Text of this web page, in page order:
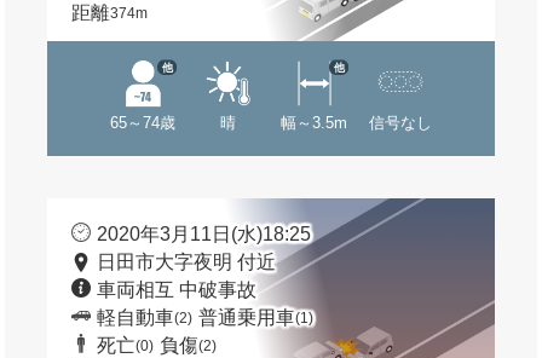
距離374m
65～74歳
他
晴 幅～3.5m
他
信号なし
2020年3月11日(水)18:25
日田市大字夜明 付近
車両相互 中破事故
軽自動車(2) 普通乗用車(1)
死亡(0) 負傷(2)